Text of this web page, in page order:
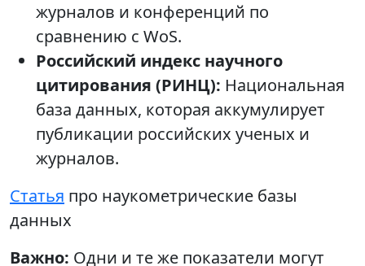
журналов и конференций по
сравнению с WoS.
Российский индекс научного
цитирования (РИНЦ): Национальная
база данных, которая аккумулирует
публикации российских ученых и
журналов.
Статья про наукометрические базы
данных
Важно: Одни и те же показатели могут